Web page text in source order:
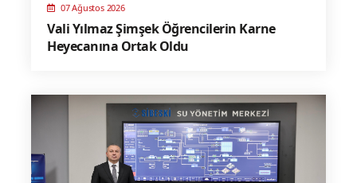
07 Ağustos 2026
Vali Yılmaz Şimşek Öğrencilerin Karne
Heyecanına Ortak Oldu